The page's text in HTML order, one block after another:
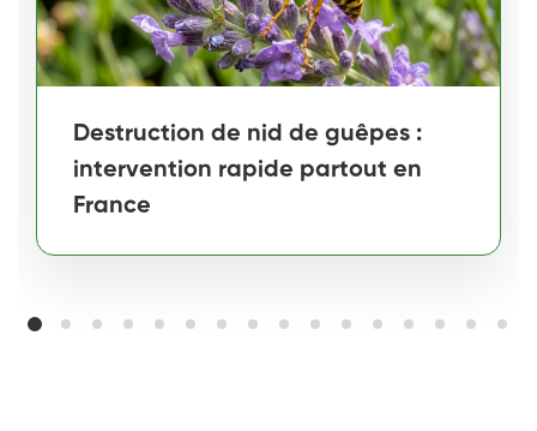
Destruction de nid de guêpes :
intervention rapide partout en
France